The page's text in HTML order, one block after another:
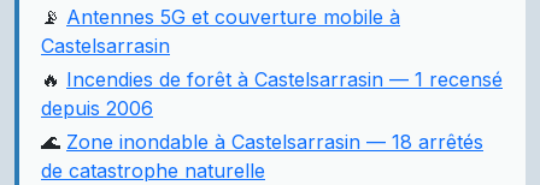
📡 Antennes 5G et couverture mobile à
Castelsarrasin
🔥 Incendies de forêt à Castelsarrasin — 1 recensé
depuis 2006
🌊 Zone inondable à Castelsarrasin — 18 arrêtés
de catastrophe naturelle